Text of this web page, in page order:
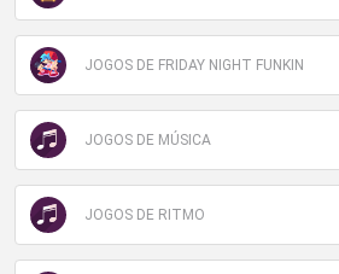
JOGOS DE FRIDAY NIGHT FUNKIN
JOGOS DE MÚSICA
JOGOS DE RITMO